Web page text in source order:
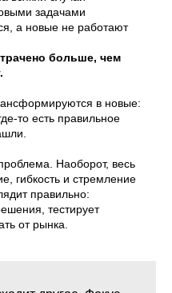
задачами
а новые не работают
больше, чем
в новые:
то есть правильное
Наоборот, весь
гибкость и стремление
правильно:
тестирует
от рынка.